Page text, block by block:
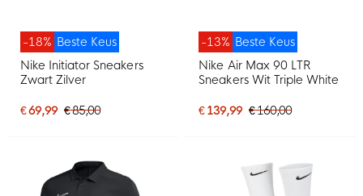
Beste Keus
-18%
Nike Initiator Sneakers
Zwart Zilver
€ 69,99 € 85,00
Beste Keus
-13%
Nike Air Max 90 LTR
Sneakers Wit Triple White
€ 139,99 € 160,00